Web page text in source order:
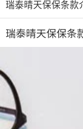
瑞泰晴天保保条款
瑞泰晴天保保条